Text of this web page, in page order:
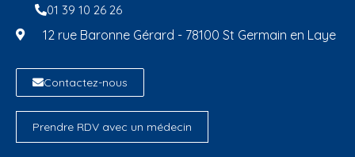
01 39 10 26 26
12 rue Baronne Gérard - 78100 St Germain en Laye
Contactez-nous
Prendre RDV avec un médecin